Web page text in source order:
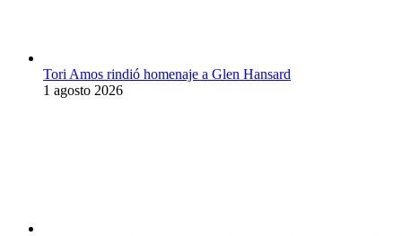
Tori Amos rindió homenaje a Glen Hansard
1 agosto 2026